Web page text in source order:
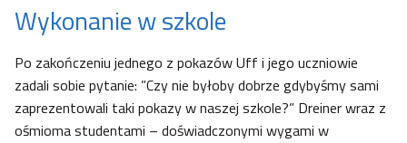
Wykonanie w szkole
Po zakończeniu jednego z pokazów Uff i jego uczniowie
zadali sobie pytanie: ”Czy nie byłoby dobrze gdybyśmy sami
zaprezentowali taki pokazy w naszej szkole?” Dreiner wraz z
ośmioma studentami – doświadczonymi wygami w